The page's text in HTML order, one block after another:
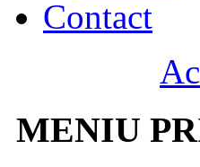
Contact
MENIU